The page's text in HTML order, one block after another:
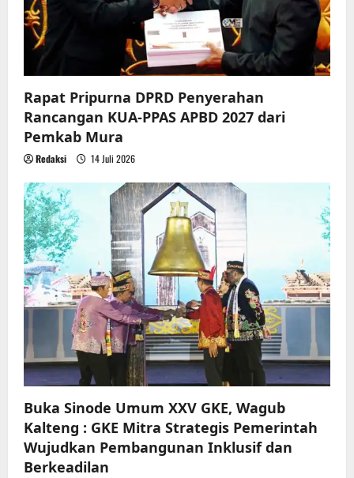
i
n
Rapat Pripurna DPRD Penyerahan
Rancangan KUA-PPAS APBD 2027 dari
Pemkab Mura
Redaksi 14 Juli 2026
Buka Sinode Umum XXV GKE, Wagub
Kalteng : GKE Mitra Strategis Pemerintah
Wujudkan Pembangunan Inklusif dan
Berkeadilan